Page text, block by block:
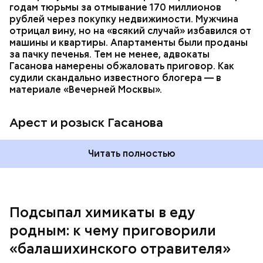
годам тюрьмы за отмывание 170 миллионов
рублей через покупку недвижимости. Мужчина
отрицал вину, но на «всякий случай» избавился от
машины и квартиры. Апартаменты были проданы
за пачку печенья. Тем не менее, адвокаты
Гасанова намерены обжаловать приговор. Как
судили скандально известного блогера — в
материале «Вечерней Москвы».
Арест и розыск Гасанова
Читать полностью
Подсыпал химикаты в еду
родным: к чему приговорили
«балашихинского отравителя»
Play
Началось расследование. В квартире потерпевших
Также отравленную пищу ела его младшая сестра.
мотивом преступления была квартира родителей,
которая в случае их смерти перешла бы сыну. Но
спустя несколько дней Миссюра заявил, что ранее
уже травил других людей.